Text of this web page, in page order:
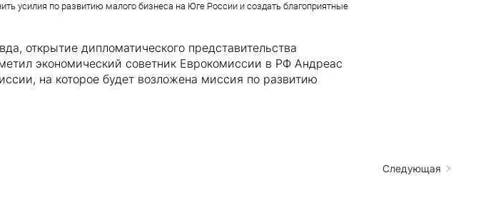
усилия по развитию малого бизнеса на Юге России и создать благоприятные
открытие дипломатического представительства
экономический советник Еврокомиссии в РФ Андреас
на которое будет возложена миссия по развитию
Следующая